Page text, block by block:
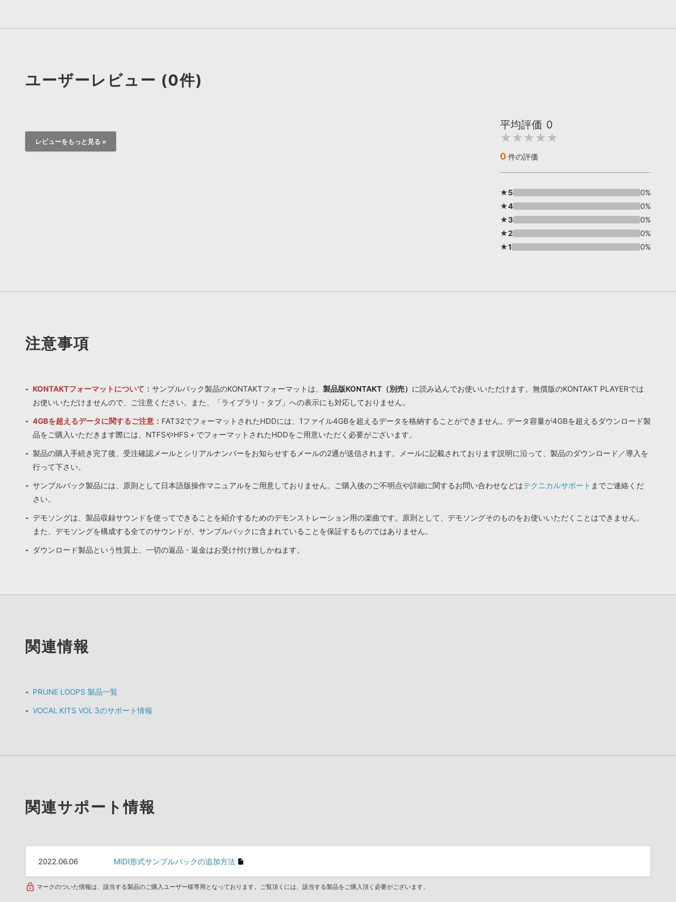
ユーザーレビュー (0件)
平均評価 0
★★★★★
0 件の評価
★5
0%
★4
0%
★3
0%
★2
0%
★1
0%
レビューをもっと見る »
注意事項
KONTAKTフォーマットについて： サンプルパック製品のKONTAKTフォーマットは、 製品版KONTAKT（別売） に読み込んでお使いいただけます。無償版のKONTAKT PLAYERでは
お使いいただけませんので、ご注意ください。また、「ライブラリ・タブ」への表示にも対応しておりません。
4GBを超えるデータに関するご注意： FAT32でフォーマットされたHDDには、1ファイル4GBを超えるデータを格納することができません。データ容量が4GBを超えるダウンロード製
品をご購入いただきます際には、NTFSやHFS＋でフォーマットされたHDDをご用意いただく必要がございます。
製品の購入手続き完了後、受注確認メールとシリアルナンバーをお知らせするメールの2通が送信されます。メールに記載されております説明に沿って、製品のダウンロード／導入を
行って下さい。
サンプルパック製品には、原則として日本語版操作マニュアルをご用意しておりません。ご購入後のご不明点や詳細に関するお問い合わせなどはテクニカルサポート までご連絡くだ
さい。
デモソングは、製品収録サウンドを使ってできることを紹介するためのデモンストレーション用の楽曲です。原則として、デモソングそのものをお使いいただくことはできません。
また、デモソングを構成する全てのサウンドが、サンプルパックに含まれていることを保証するものではありません。
ダウンロード製品という性質上、一切の返品・返金はお受け付け致しかねます。
関連情報
PRUNE LOOPS 製品一覧
VOCAL KITS VOL 3のサポート情報
関連サポート情報
2022.06.06 MIDI形式サンプルパックの追加方法
マークのついた情報は、該当する製品のご購入ユーザー様専用となっております。ご覧頂くには、該当する製品をご購入頂く必要がございます。